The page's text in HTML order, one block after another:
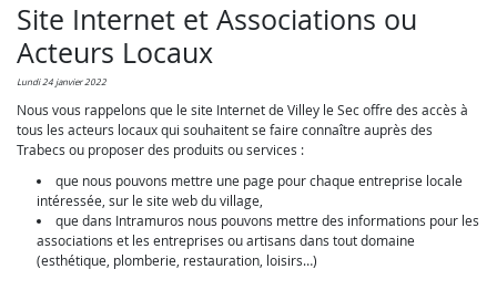
Site Internet et Associations ou
Acteurs Locaux
lundi 24 janvier 2022
Nous vous rappelons que le site Internet de Villey le Sec offre des accès à
tous les acteurs locaux qui souhaitent se faire connaître auprès des
Trabecs ou proposer des produits ou services :
que nous pouvons mettre une page pour chaque entreprise locale
intéressée, sur le site web du village,
que dans Intramuros nous pouvons mettre des informations pour les
associations et les entreprises ou artisans dans tout domaine
(esthétique, plomberie, restauration, loisirs…)